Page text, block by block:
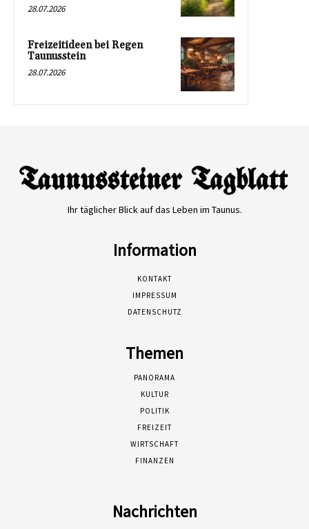
28.07.2026
Freizeitideen bei Regen
Taunusstein
28.07.2026
Ihr täglicher Blick auf das Leben im Taunus.
Information
KONTAKT
IMPRESSUM
DATENSCHUTZ
Themen
PANORAMA
KULTUR
POLITIK
FREIZEIT
WIRTSCHAFT
FINANZEN
Nachrichten